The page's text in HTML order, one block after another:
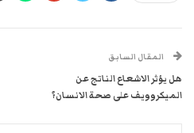
المقال السابق
هل يؤثر الاشعاع الناتج عن
الميكروويف على صحة الانسان؟